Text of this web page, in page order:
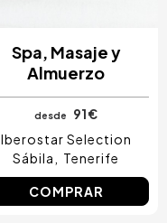
Spa, Masaje y
Almuerzo
desde
91 €
Iberostar Selection
Sábila
Tenerife
COMPRAR